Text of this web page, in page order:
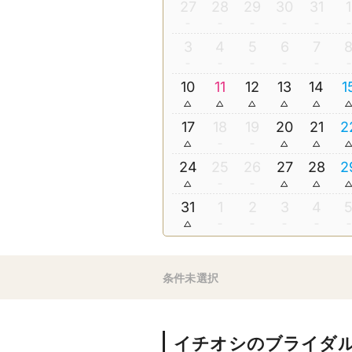
27 28 29 30 31 1
3 4 5 6 7
10 11 12 13 14
17 18 19 20 21
24 25 26 27 28
31 1 2 3 4
条件未選択
イチオシのブライダ